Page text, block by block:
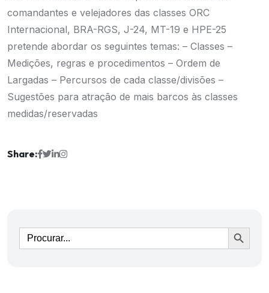
comandantes e velejadores das classes ORC
Internacional, BRA-RGS, J-24, MT-19 e HPE-25
pretende abordar os seguintes temas: – Classes –
Medições, regras e procedimentos – Ordem de
Largadas – Percursos de cada classe/divisões –
Sugestões para atração de mais barcos às classes
medidas/reservadas
Share:
Ir